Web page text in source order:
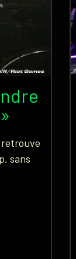
retrouve
sans